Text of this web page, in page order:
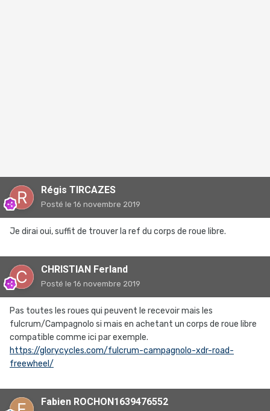
Régis TIRCAZES
Posté le 16 novembre 2019
Je dirai oui, suffit de trouver la ref du corps de roue libre.
CHRISTIAN Ferland
Posté le 16 novembre 2019
Pas toutes les roues qui peuvent le recevoir mais les
fulcrum/Campagnolo si mais en achetant un corps de roue libre
compatible comme ici par exemple.
https://glorycycles.com/fulcrum-campagnolo-xdr-road-
freewheel/
Fabien ROCHON1639476552